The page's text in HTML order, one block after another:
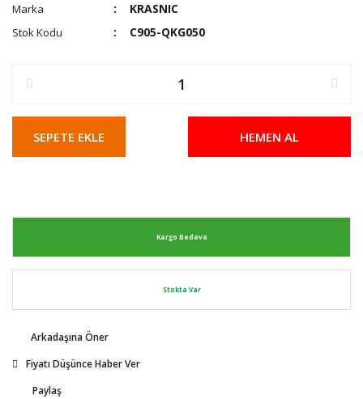
Marka KRASNIC
Stok Kodu C905-QKG050
SEPETE EKLE HEMEN AL
Kargo Bedava
Stokta Var
Arkadaşına Öner
Fiyatı Düşünce Haber Ver
Paylaş